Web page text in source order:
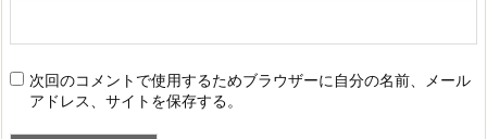
次回のコメントで使用するためブラウザーに自分の名前、メール
アドレス、サイトを保存する。